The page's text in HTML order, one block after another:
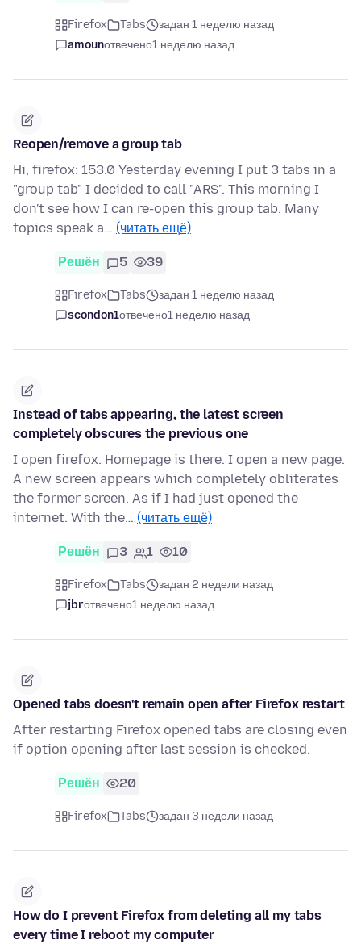
Firefox Tabs
задан 1 неделю назад
amounотвечено1 неделю назад
Reopen/remove a group tab
Hi, firefox: 153.0 Yesterday evening I put 3 tabs in a
"group tab" I decided to call "ARS". This morning I
don't see how I can re-open this group tab. Many
topics speak a… (читать ещё)
Решён 5 39
Firefox Tabs
задан 1 неделю назад
scondon1отвечено1 неделю назад
Instead of tabs appearing, the latest screen
completely obscures the previous one
I open firefox. Homepage is there. I open a new page.
A new screen appears which completely obliterates
the former screen. As if I had just opened the
internet. With the… (читать ещё)
Решён 3 1 10
Firefox Tabs
задан 2 недели назад
jbrотвечено1 неделю назад
Opened tabs doesn't remain open after Firefox restart
After restarting Firefox opened tabs are closing even
if option opening after last session is checked.
Решён 20
Firefox Tabs задан 3 недели назад
How do I prevent Firefox from deleting all my tabs
every time I reboot my computer